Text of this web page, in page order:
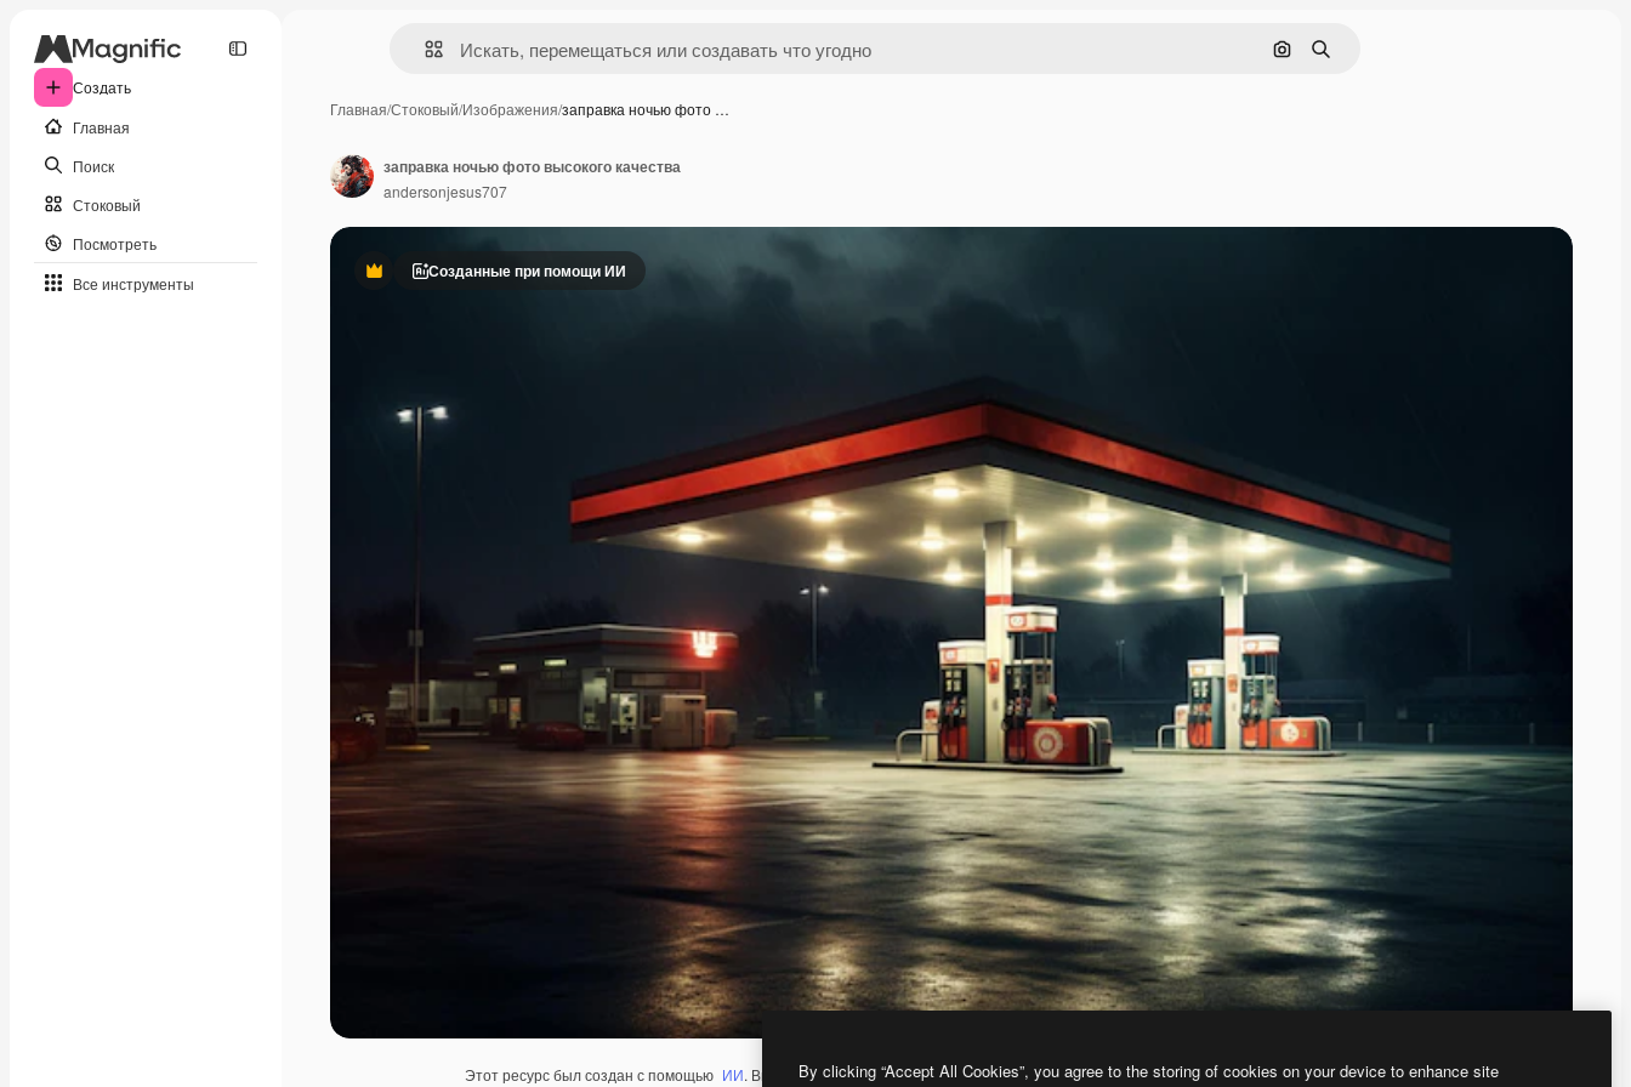
Создать
Главная
Поиск
Стоковый
Посмотреть
Все инструменты
Поиск по изображению
Поиск
Главная/Стоковый/Изображения/заправка ночью фото …
ПремиумСозданные при помощи ИИ
Этот ресурс был создан с помощью ИИ. Вы можете создать свой собственный с помощью нашего генератора изображений на основе ИИ.
заправка ночью фото высокого качества
andersonjesus707
By clicking “Accept All Cookies”, you agree to the storing of cookies on your device to enhance site